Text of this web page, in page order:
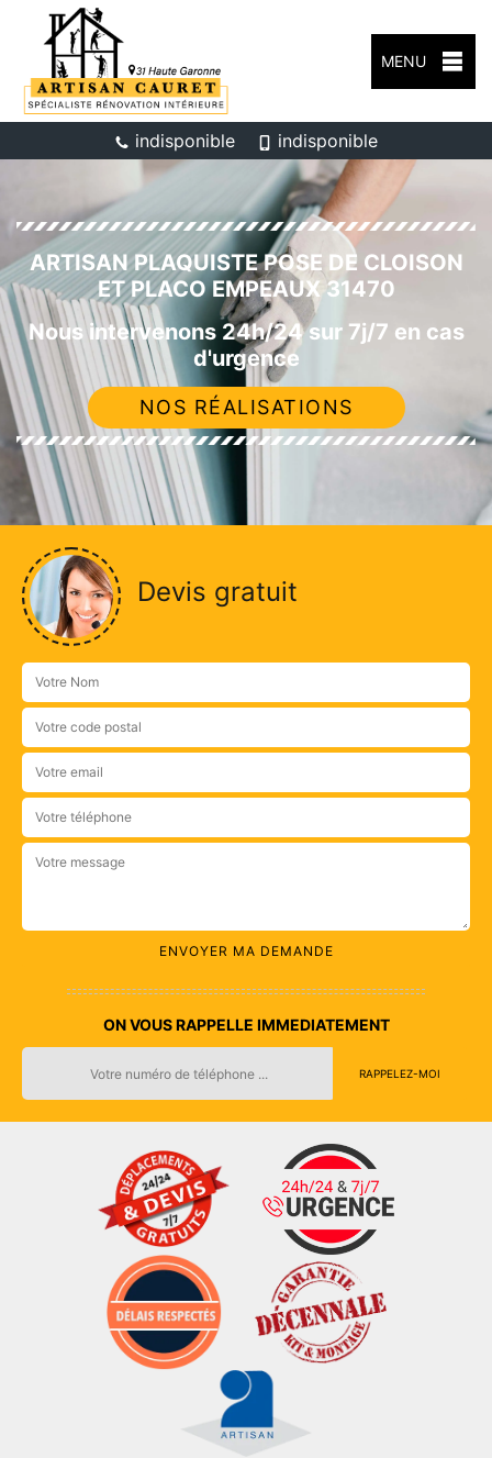
MENU
indisponible indisponible
ARTISAN PLAQUISTE POSE DE CLOISON
ET PLACO EMPEAUX 31470
Nous intervenons 24h/24 sur 7j/7 en cas
d'urgence
NOS RÉALISATIONS
Devis gratuit
ON VOUS RAPPELLE IMMEDIATEMENT